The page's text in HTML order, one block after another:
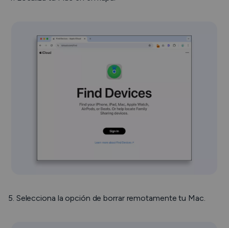
5. Selecciona la opción de borrar remotamente tu Mac.